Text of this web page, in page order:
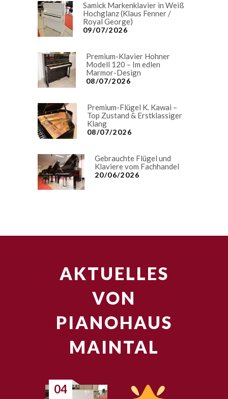
Samick Markenklavier in Weiß
Hochglanz (Klaus Fenner /
Royal George)
09/07/2026
Premium-Klavier Hohner
Modell 120 – Im edlen
Marmor-Design
08/07/2026
Premium-Flügel K. Kawai –
Top Zustand & Erstklassiger
Klang
08/07/2026
Gebrauchte Flügel und
Klaviere vom Fachhandel
20/06/2026
AKTUELLES
VON
PIANOHAUS
MAINTAL
04